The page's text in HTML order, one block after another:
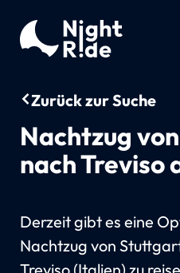
Zurück zur Suche
Nachtzug
nach Treviso
Derzeit gibt es eine
Nachtzug von